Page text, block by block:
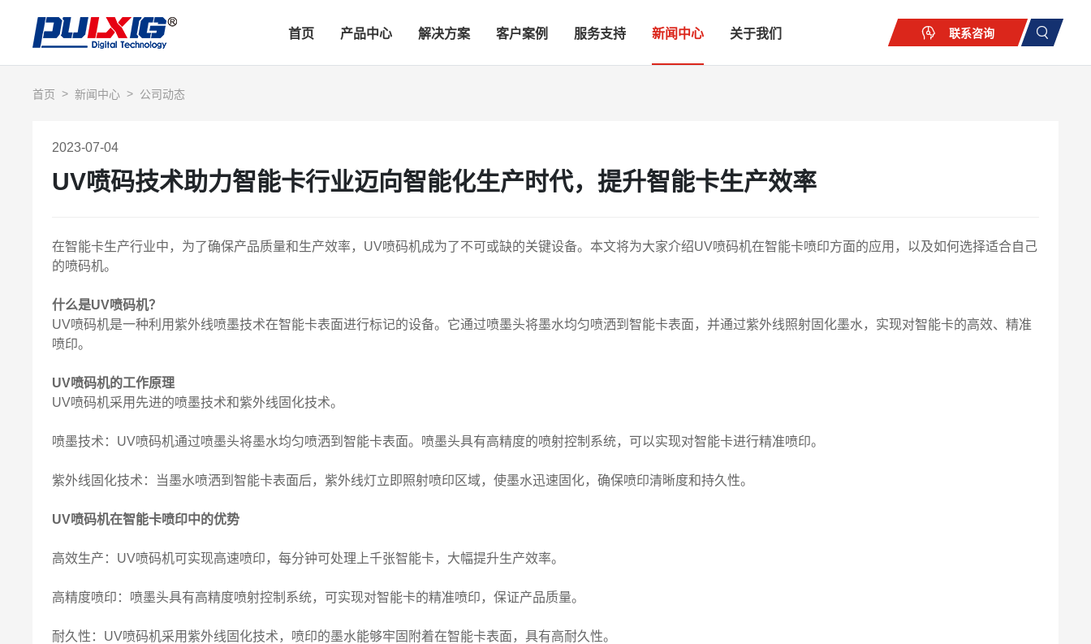
首页 产品中心 解决方案 客户案例 服务支持 新闻中心 关于我们 联系咨询
首页 新闻中心 公司动态
2023-07-04
UV喷码技术助力智能卡行业迈向智能化生产时代，提升智能卡生产效率
在智能卡生产行业中，为了确保产品质量和生产效率，UV喷码机成为了不可或缺的关键设备。本文将为大家介绍UV喷码机在智能卡喷印方面的应用，以及如何选择适合自己
的喷码机。
什么是UV喷码机？
UV喷码机是一种利用紫外线喷墨技术在智能卡表面进行标记的设备。它通过喷墨头将墨水均匀喷洒到智能卡表面，并通过紫外线照射固化墨水，实现对智能卡的高效、精准
喷印。
UV喷码机的工作原理
UV喷码机采用先进的喷墨技术和紫外线固化技术。
喷墨技术：UV喷码机通过喷墨头将墨水均匀喷洒到智能卡表面。喷墨头具有高精度的喷射控制系统，可以实现对智能卡进行精准喷印。
紫外线固化技术：当墨水喷洒到智能卡表面后，紫外线灯立即照射喷印区域，使墨水迅速固化，确保喷印清晰度和持久性。
UV喷码机在智能卡喷印中的优势
高效生产：UV喷码机可实现高速喷印，每分钟可处理上千张智能卡，大幅提升生产效率。
高精度喷印：喷墨头具有高精度喷射控制系统，可实现对智能卡的精准喷印，保证产品质量。
耐久性：UV喷码机采用紫外线固化技术，喷印的墨水能够牢固附着在智能卡表面，具有高耐久性。